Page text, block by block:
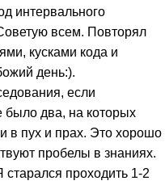
интервального
всем. Повторял
кусками кода и
день:).
если
было два, на которых
в пух и прах. Это хорошо
пробелы в знаниях.
проходить 1-2